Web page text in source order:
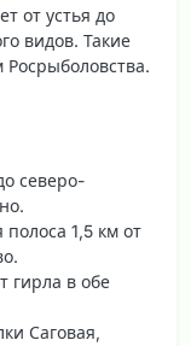
от устья до
видов. Такие
северо-
1,5 км от
гирла в обе
Саговая,